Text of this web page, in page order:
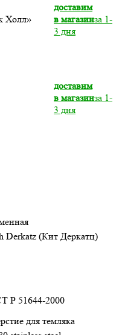
Холл»
доставим
в магазинза 1-
3 дня
доставим
в магазинза 1-
3 дня
Derkatz (Кит Деркатц)
Р 51644-2000
для темляка